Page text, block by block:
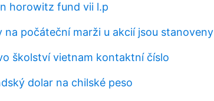
horowitz fund vii l.p
na počáteční marži u akcií jsou stanoveny
školství vietnam kontaktní číslo
dolar na chilské peso